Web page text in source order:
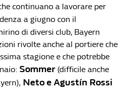
continuano a lavorare per
a giugno con il
di diversi club, Bayern
rivolte anche al portiere che
stagione e che potrebbe
Sommer (difficile anche
Neto e Agustín Rossi